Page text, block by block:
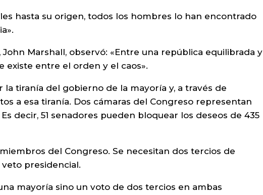
hasta su origen, todos los hombres lo han encontrado
Marshall, observó: «Entre una república equilibrada y
existe entre el orden y el caos».
tiranía del gobierno de la mayoría y, a través de
a esa tiranía. Dos cámaras del Congreso representan
decir, 51 senadores pueden bloquear los deseos de 435
del Congreso. Se necesitan dos tercios de
presidencial.
mayoría sino un voto de dos tercios en ambas